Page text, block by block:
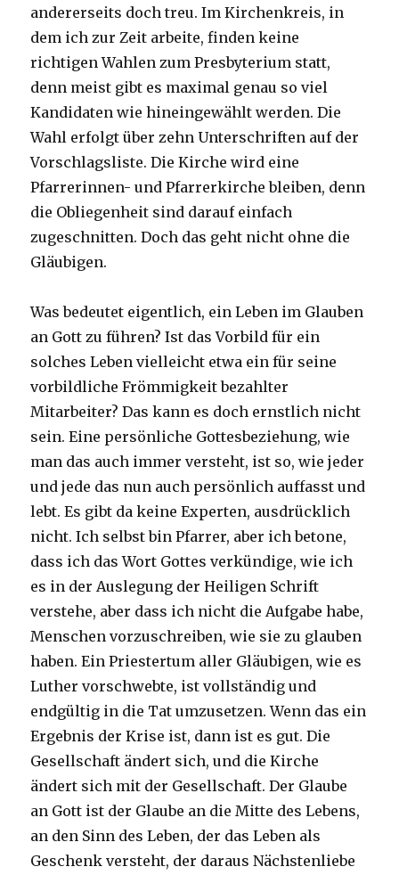
andererseits doch treu. Im Kirchenkreis, in
dem ich zur Zeit arbeite, finden keine
richtigen Wahlen zum Presbyterium statt,
denn meist gibt es maximal genau so viel
Kandidaten wie hineingewählt werden. Die
Wahl erfolgt über zehn Unterschriften auf der
Vorschlagsliste. Die Kirche wird eine
Pfarrerinnen- und Pfarrerkirche bleiben, denn
die Obliegenheit sind darauf einfach
zugeschnitten. Doch das geht nicht ohne die
Gläubigen.
Was bedeutet eigentlich, ein Leben im Glauben
an Gott zu führen? Ist das Vorbild für ein
solches Leben vielleicht etwa ein für seine
vorbildliche Frömmigkeit bezahlter
Mitarbeiter? Das kann es doch ernstlich nicht
sein. Eine persönliche Gottesbeziehung, wie
man das auch immer versteht, ist so, wie jeder
und jede das nun auch persönlich auffasst und
lebt. Es gibt da keine Experten, ausdrücklich
nicht. Ich selbst bin Pfarrer, aber ich betone,
dass ich das Wort Gottes verkündige, wie ich
es in der Auslegung der Heiligen Schrift
verstehe, aber dass ich nicht die Aufgabe habe,
Menschen vorzuschreiben, wie sie zu glauben
haben. Ein Priestertum aller Gläubigen, wie es
Luther vorschwebte, ist vollständig und
endgültig in die Tat umzusetzen. Wenn das ein
Ergebnis der Krise ist, dann ist es gut. Die
Gesellschaft ändert sich, und die Kirche
ändert sich mit der Gesellschaft. Der Glaube
an Gott ist der Glaube an die Mitte des Lebens,
an den Sinn des Leben, der das Leben als
Geschenk versteht, der daraus Nächstenliebe